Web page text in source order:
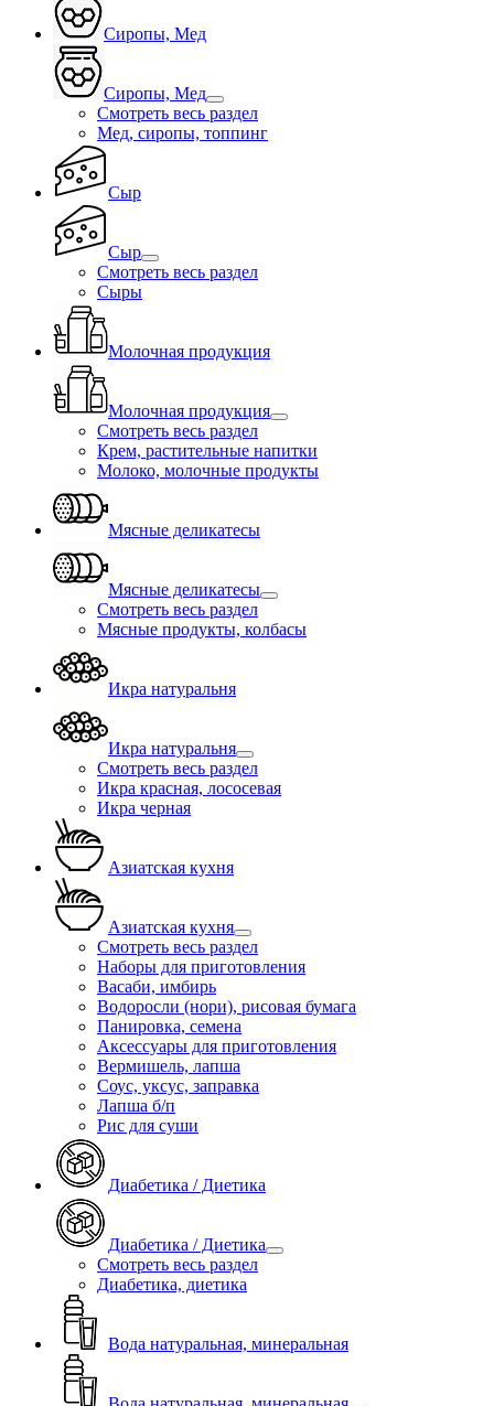
Сиропы, Мед
Сиропы, Мед
Смотреть весь раздел
Мед, сиропы, топпинг
Сыр
Сыр
Смотреть весь раздел
Сыры
Молочная продукция
Молочная продукция
Смотреть весь раздел
Крем, растительные напитки
Молоко, молочные продукты
Мясные деликатесы
Мясные деликатесы
Смотреть весь раздел
Мясные продукты, колбасы
Икра натуральня
Икра натуральня
Смотреть весь раздел
Икра красная, лососевая
Икра черная
Азиатская кухня
Азиатская кухня
Смотреть весь раздел
Наборы для приготовления
Васаби, имбирь
Водоросли (нори), рисовая бумага
Панировка, семена
Аксессуары для приготовления
Вермишель, лапша
Соус, уксус, заправка
Лапша б/п
Рис для суши
Диабетика / Диетика
Диабетика / Диетика
Смотреть весь раздел
Диабетика, диетика
Вода натуральная, минеральная